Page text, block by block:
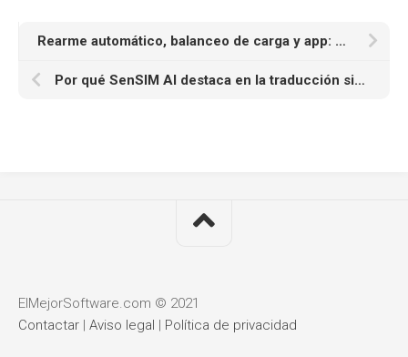
Rearme automático, balanceo de carga y app: qué aportan en un cargador de coche eléctrico
Por qué SenSIM AI destaca en la traducción simultánea con IA para eventos
ElMejorSoftware.com © 2021
Contactar | Aviso legal | Política de privacidad